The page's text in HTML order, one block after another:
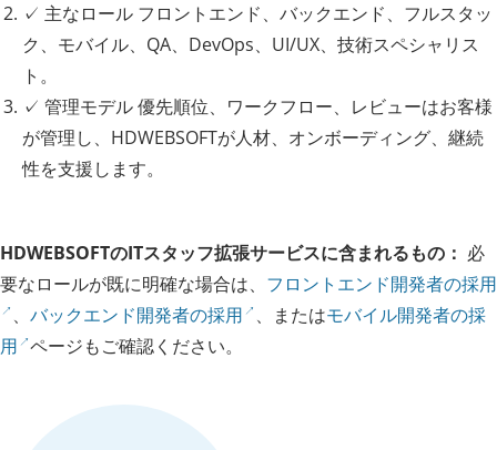
✓ 主なロール フロントエンド、バックエンド、フルスタッ
ク、モバイル、QA、DevOps、UI/UX、技術スペシャリス
ト。
✓ 管理モデル優先順位、ワークフロー、レビューはお客様
が管理し、HDWEBSOFTが人材、オンボーディング、継続
性を支援します。
HDWEBSOFTのITスタッフ拡張サービスに含まれるもの： 必
要なロールが既に明確な場合は、 フロントエンド開発者の採用
、バックエンド開発者の採用 、またはモバイル開発者の採
用 ページもご確認ください。